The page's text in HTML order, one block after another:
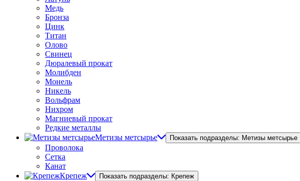
Медь
Бронза
Цинк
Титан
Олово
Свинец
Дюралевый прокат
Молибден
Монель
Никель
Вольфрам
Нихром
Магниевый прокат
Редкие металлы
Метизы метсырье
Показать подразделы: Метизы метсырье
Проволока
Сетка
Канат
Крепеж
Показать подразделы: Крепеж